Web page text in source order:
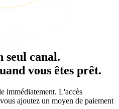
seul canal.
vous êtes prêt.
immédiatement. L'accès
ajoutez un moyen de paiement